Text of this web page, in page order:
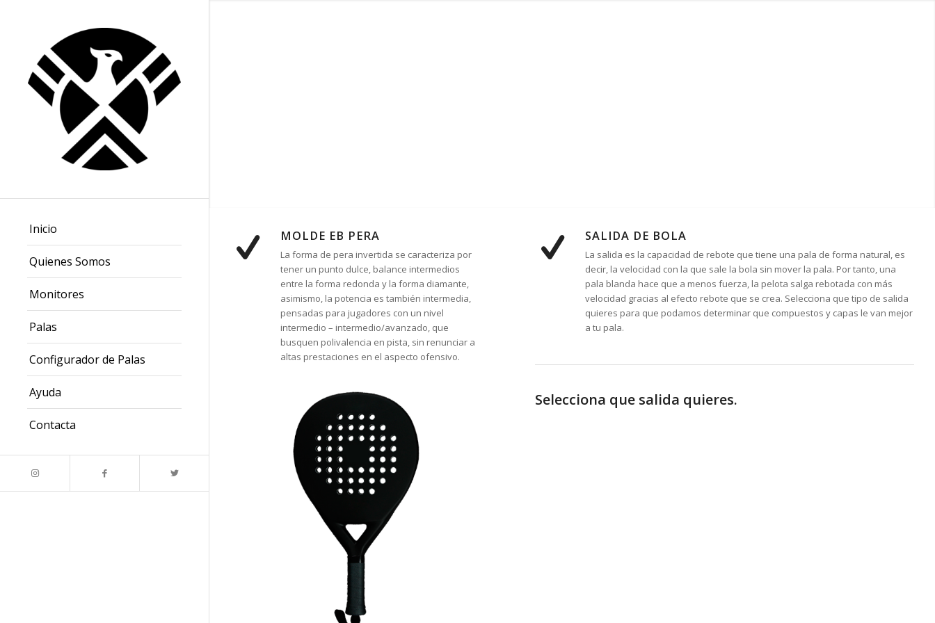
Inicio
Quienes Somos
Monitores
Palas
Configurador de Palas
Ayuda
Contacta
MOLDE EB PERA
La forma de pera invertida se caracteriza por
tener un punto dulce, balance intermedios
entre la forma redonda y la forma diamante,
asimismo, la potencia es también intermedia,
pensadas para jugadores con un nivel
intermedio – intermedio/avanzado, que
busquen polivalencia en pista, sin renunciar a
altas prestaciones en el aspecto ofensivo.
SALIDA DE BOLA
La salida es la capacidad de rebote que tiene una pala de forma natural, es
decir, la velocidad con la que sale la bola sin mover la pala. Por tanto, una
pala blanda hace que a menos fuerza, la pelota salga rebotada con más
velocidad gracias al efecto rebote que se crea. Selecciona que tipo de salida
quieres para que podamos determinar que compuestos y capas le van mejor
a tu pala.
Selecciona que salida quieres.